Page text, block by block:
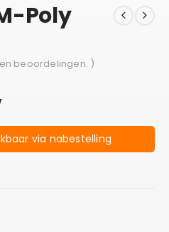
Poly
beoordelingen. )
via nabestelling